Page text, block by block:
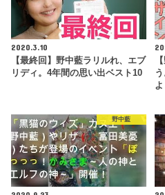
2020.3.10
【最終回】野中藍ラリルれ、エブ
リディ。4年間の思い出ベスト10
よ
野中藍